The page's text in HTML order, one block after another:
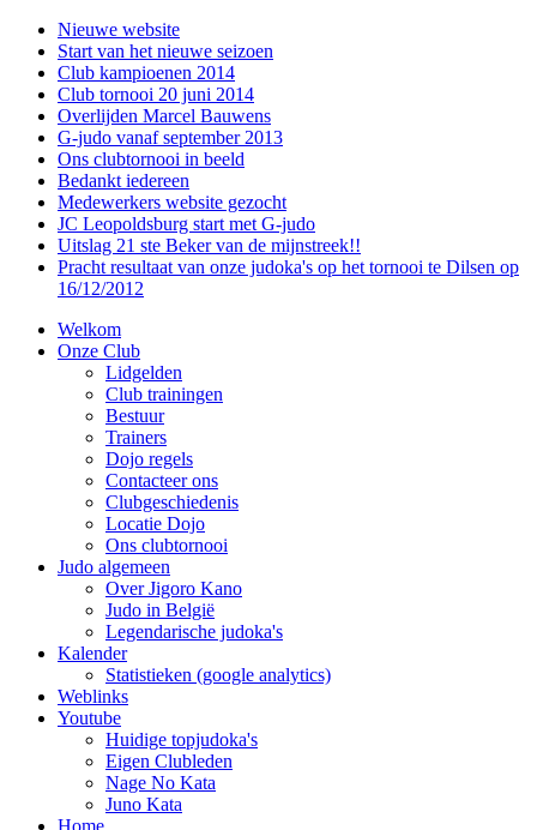
Nieuwe website
Start van het nieuwe seizoen
Club kampioenen 2014
Club tornooi 20 juni 2014
Overlijden Marcel Bauwens
G-judo vanaf september 2013
Ons clubtornooi in beeld
Bedankt iedereen
Medewerkers website gezocht
JC Leopoldsburg start met G-judo
Uitslag 21 ste Beker van de mijnstreek!!
Pracht resultaat van onze judoka's op het tornooi te Dilsen op
16/12/2012
Welkom
Onze Club
Lidgelden
Club trainingen
Bestuur
Trainers
Dojo regels
Contacteer ons
Clubgeschiedenis
Locatie Dojo
Ons clubtornooi
Judo algemeen
Over Jigoro Kano
Judo in België
Legendarische judoka's
Kalender
Statistieken (google analytics)
Weblinks
Youtube
Huidige topjudoka's
Eigen Clubleden
Nage No Kata
Juno Kata
Home